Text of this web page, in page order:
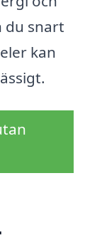
du snart
kan